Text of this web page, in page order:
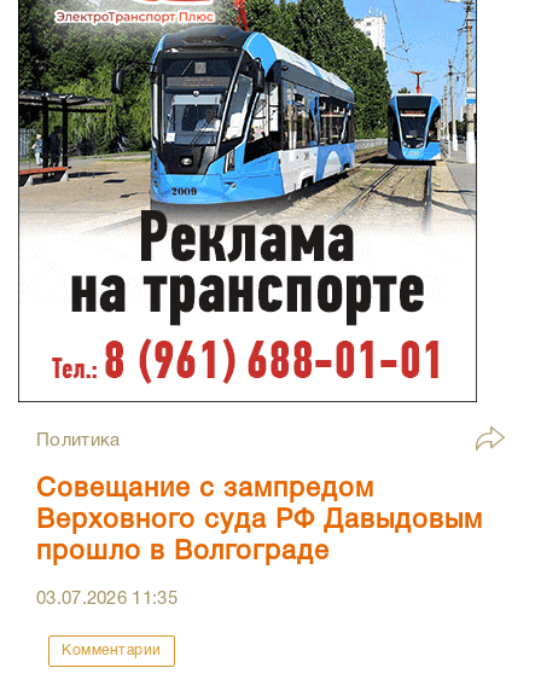
Политика
Совещание с зампредом
Верховного суда РФ Давыдовым
прошло в Волгограде
03.07.2026 11:35
Комментарии